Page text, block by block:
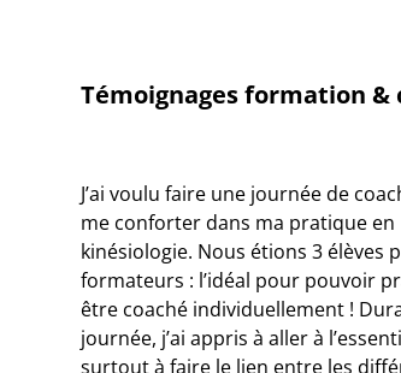
Témoignages formation &
J’ai voulu faire une journée de
me conforter dans ma pratique en
kinésiologie. Nous étions 3 élèves
formateurs : l’idéal pour pouvoir
être coaché individuellement !
journée, j’ai appris à aller à
surtout à faire le lien entre les